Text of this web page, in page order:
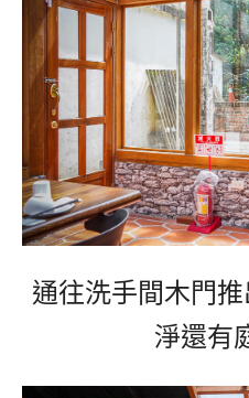
通往洗手間木門
淨還有